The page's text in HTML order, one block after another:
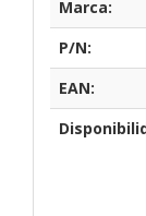
Marca:
P/N:
EAN: